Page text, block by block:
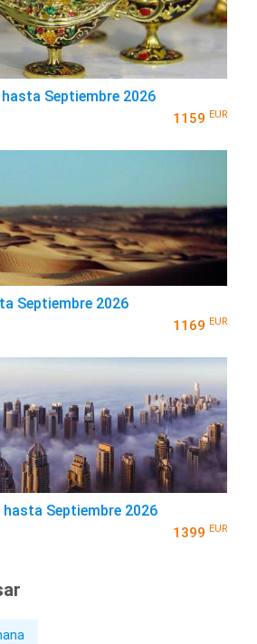
Septiembre 2026
1159 EUR
Septiembre 2026
1169 EUR
Septiembre 2026
1399 EUR